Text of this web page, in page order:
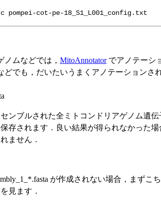
pompei-cot-pe-18_S1_L001_config.txt
ムなどでは， MitoAnnotatorでアノテーシ
どでも，だいたいうまくアノテーションさ
ンブルされた全ミトコンドリアゲノム遺伝
存されます．良い結果が得られなかった場
ません．
が作成されない場合，まずこ
見ます．